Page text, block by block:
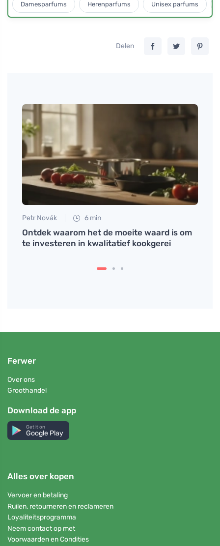
Damesparfums Herenparfums Unisex parfums
Delen
Petr Novák 6 min
Ontdek waarom het de moeite waard is om
te investeren in kwalitatief kookgerei
Ferwer
Over ons
Groothandel
Download de app
Get it on
Google Play
Alles over kopen
Vervoer en betaling
Ruilen, retourneren en reclameren
Loyaliteitsprogramma
Neem contact op met
Voorwaarden en Condities